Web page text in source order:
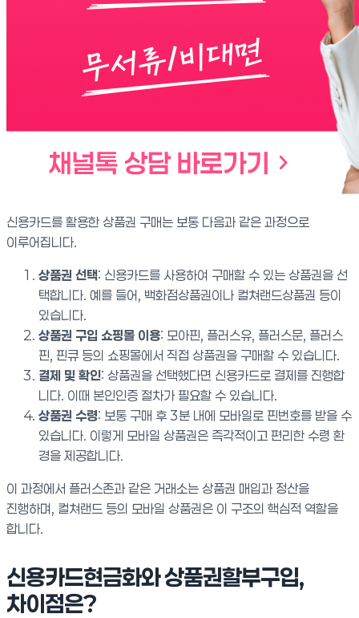
신용카드를 활용한 상품권 구매는 보통 다음과 같은 과정으로
이루어집니다.
상품권 선택: 신용카드를 사용하여 구매할 수 있는 상품권을 선
택합니다. 예를 들어, 백화점상품권이나 컬쳐랜드상품권 등이
있습니다.
상품권 구입 쇼핑몰 이용: 모아핀, 플러스유, 플러스문, 플러스
핀, 핀큐 등의 쇼핑몰에서 직접 상품권을 구매할 수 있습니다.
결제 및 확인: 상품권을 선택했다면 신용카드로 결제를 진행합
니다. 이때 본인인증 절차가 필요할 수 있습니다.
상품권 수령: 보통 구매 후 3분 내에 모바일로 핀번호를 받을 수
있습니다. 이렇게 모바일 상품권은 즉각적이고 편리한 수령 환
경을 제공합니다.
이 과정에서 플러스존과 같은 거래소는 상품권 매입과 정산을
진행하며, 컬쳐랜드 등의 모바일 상품권은 이 구조의 핵심적 역할을
합니다.
신용카드현금화와 상품권할부구입,
차이점은?